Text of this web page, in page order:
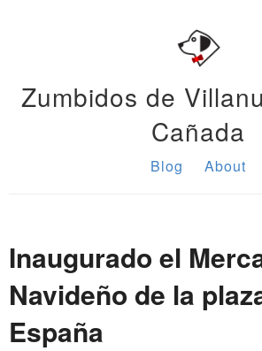
Zumbidos de
Cañada
Blog About
Inaugurado el
Navideño de la
España